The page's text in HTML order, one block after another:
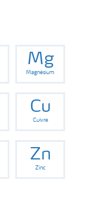
Mg
Magnésium
Cu
Cuivre
Zn
Zinc